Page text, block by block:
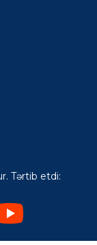
Tərtib etdi: